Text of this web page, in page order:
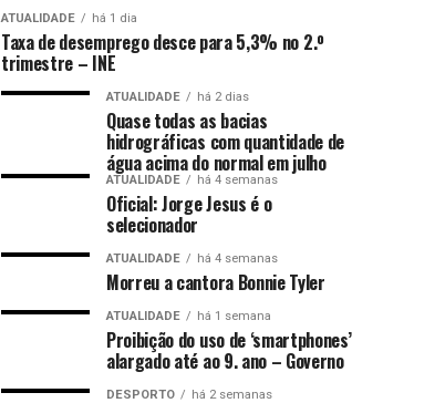
ATUALIDADE há 1 dia
Taxa de desemprego desce para 5,3% no 2.º
trimestre – INE
ATUALIDADE há 2 dias
Quase todas as bacias
hidrográficas com quantidade de
água acima do normal em julho
ATUALIDADE há 4 semanas
Oficial: Jorge Jesus é o
selecionador
ATUALIDADE há 4 semanas
Morreu a cantora Bonnie Tyler
ATUALIDADE há 1 semana
Proibição do uso de ‘smartphones’
alargado até ao 9. ano – Governo
DESPORTO há 2 semanas